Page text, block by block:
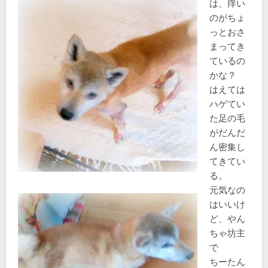
は、痒い
のがちょ
っとおさ
まってき
ているの
かな？
はえては
ハゲてい
た足の毛
がだんだ
ん密集し
てきてい
る。
元気なの
はいいけ
ど、やん
ちゃ坊主
で
ちーたん